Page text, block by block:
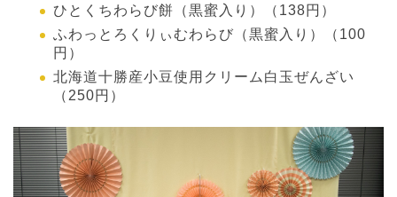
ひとくちわらび餅（黒蜜入り）（138円）
ふわっとろくりぃむわらび（黒蜜入り）（100
円）
北海道十勝産小豆使用クリーム白玉ぜんざい
（250円）